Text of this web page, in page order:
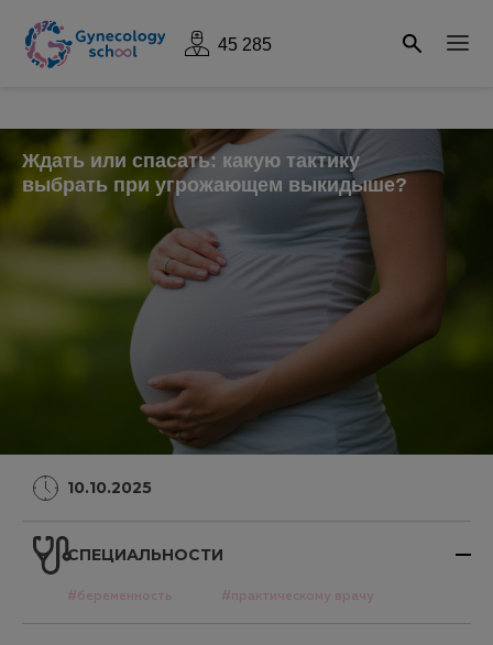
45 285
Ждать или спасать: какую тактику
выбрать при угрожающем выкидыше?
10.10.2025
СПЕЦИАЛЬНОСТИ
#беременность #практическому врачу